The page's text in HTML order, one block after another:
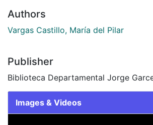
Authors
Vargas Castillo, María del Pilar
Publisher
Biblioteca Departamental Jorge
Images & Videos